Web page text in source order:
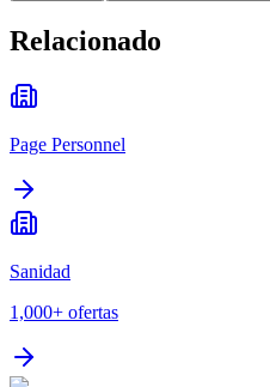
Relacionado
Page Personnel
Sanidad
1,000+ ofertas